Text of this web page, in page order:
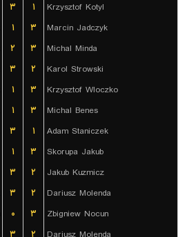
۳ ۱
Krzysztof Kotyl
۱ ۳
Marcin Jadczyk
۲ ۳
Michal Minda
۳ ۲
Karol Strowski
۱ ۳
Krzysztof Wloczko
۱ ۳
Michal Benes
۳ ۱
Adam Staniczek
۱ ۳
Skorupa Jakub
۳ ۲
Jakub Kuzmicz
۳ ۲
Dariusz Molenda
۰ ۳
Zbigniew Nocun